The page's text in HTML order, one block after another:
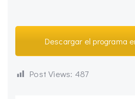
Descargar el programa
Post Views: 487